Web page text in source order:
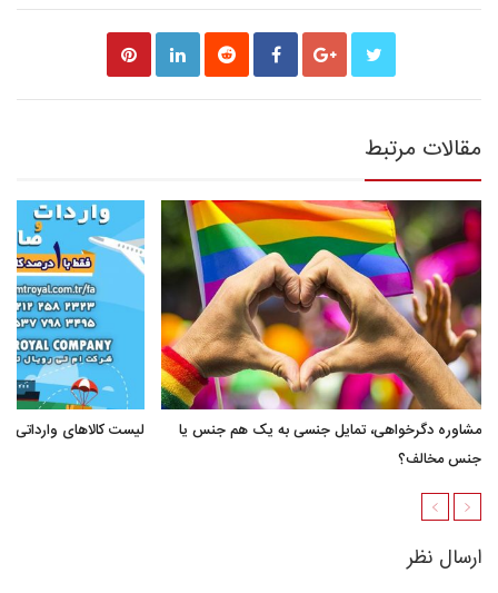
مقالات مرتبط
مشاوره دگرخواهی، تمایل جنسی به یک هم جنس یا
جنس مخالف؟
لیست کالاهای وارداتی
ارسال نظر